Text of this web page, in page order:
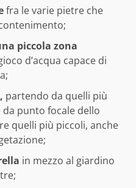
fra le varie pietre che
piccola zona
d’acqua capace di
partendo da quelli più
punto focale dello
quelli più piccoli, anche
in mezzo al giardino